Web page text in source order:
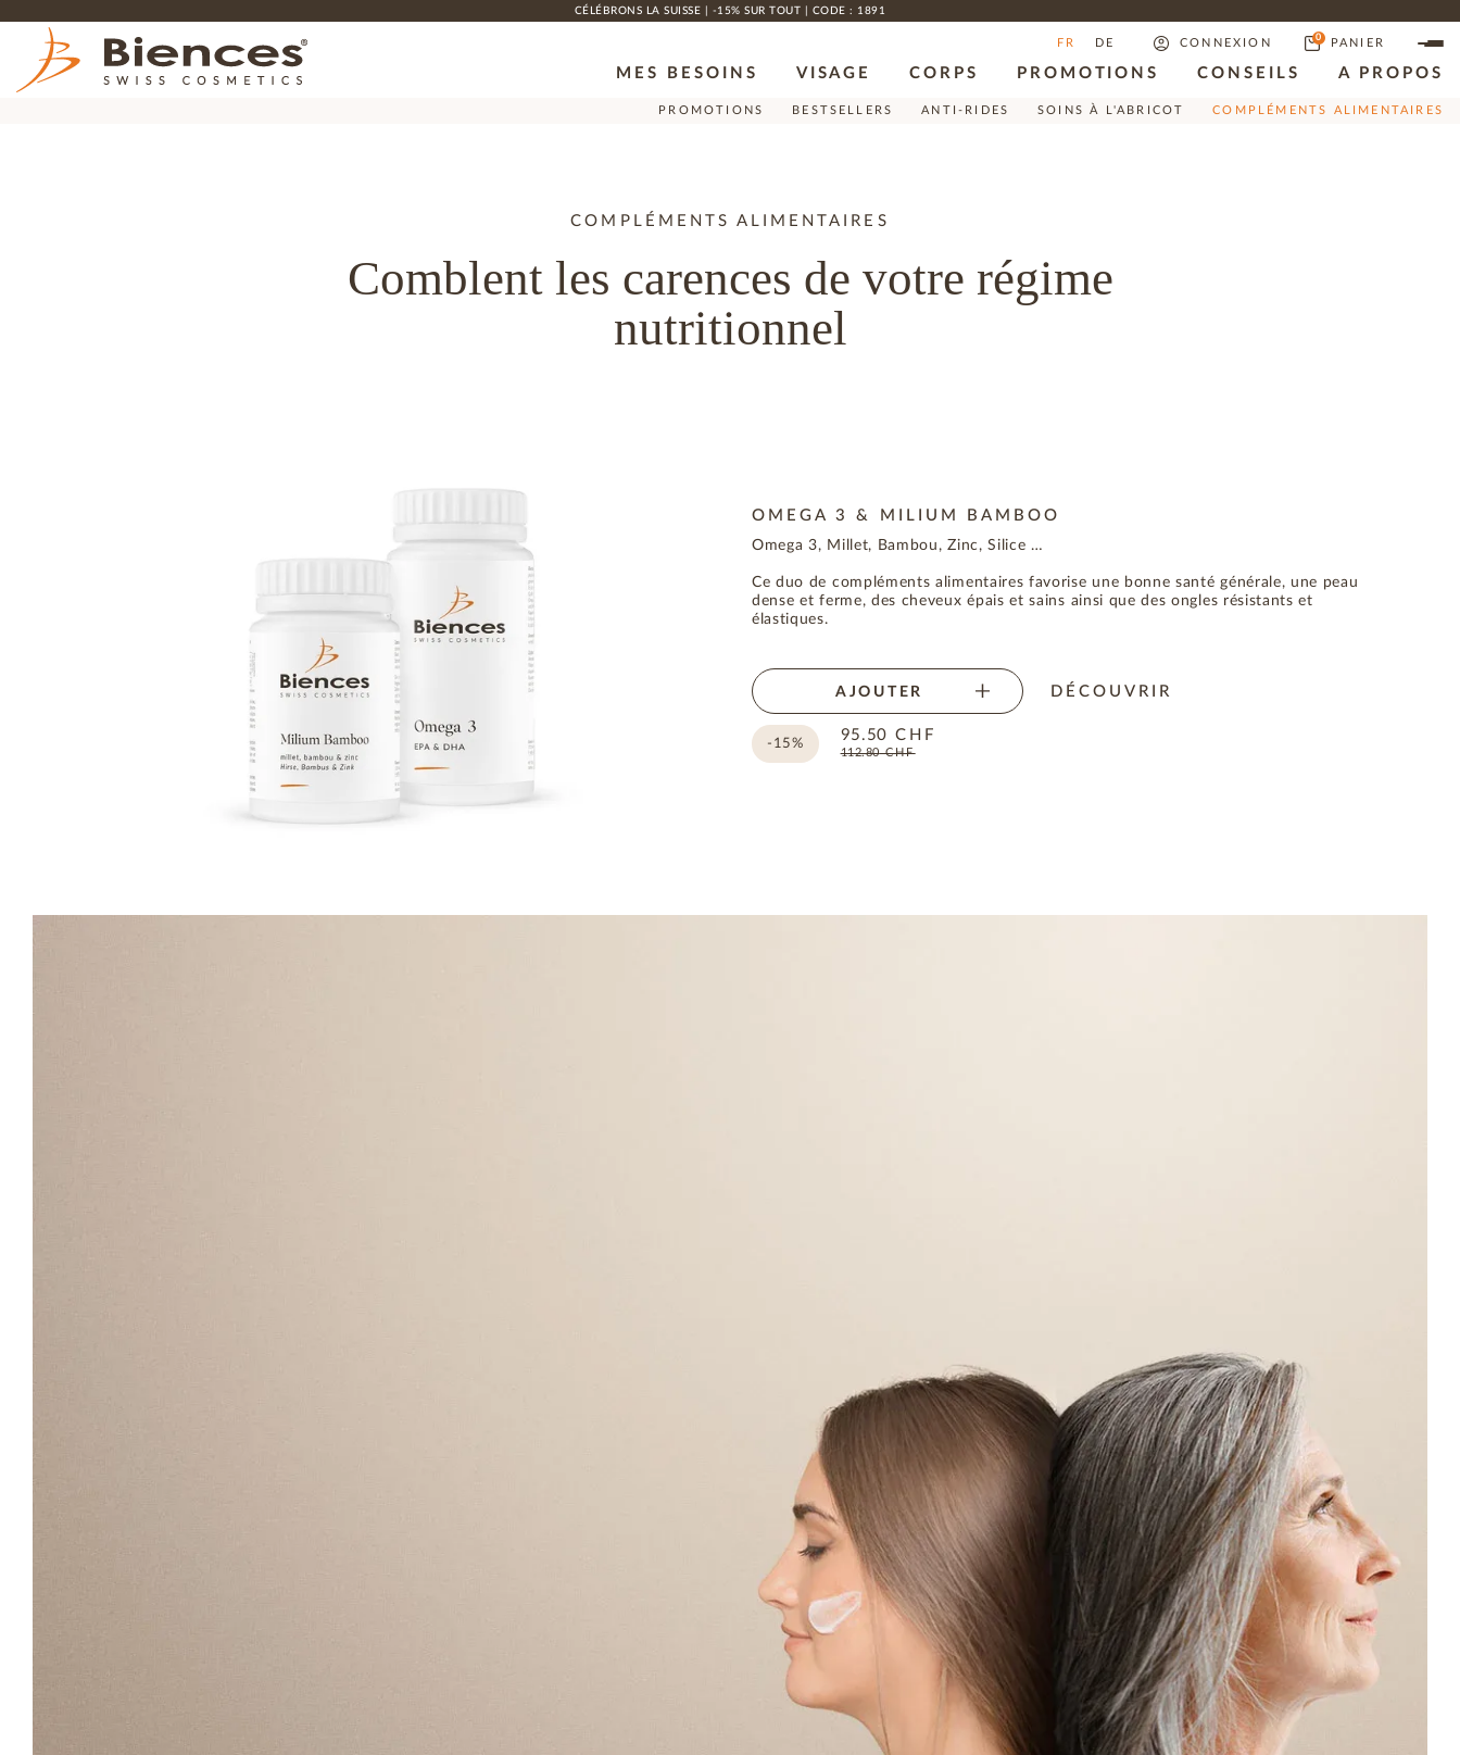
CÉLÉBRONS LA SUISSE | -15% SUR TOUT | CODE : 1891
FR DE CONNEXION 0 PANIER
MES BESOINS VISAGE CORPS PROMOTIONS CONSEILS A PROPOS
PROMOTIONS BESTSELLERS ANTI-RIDES SOINS À L'ABRICOT COMPLÉMENTS ALIMENTAIRES
COMPLÉMENTS ALIMENTAIRES
Comblent les carences de votre régime
nutritionnel
OMEGA 3 & MILIUM BAMBOO
Omega 3, Millet, Bambou, Zinc, Silice …
Ce duo de compléments alimentaires favorise une bonne santé générale, une peau
dense et ferme, des cheveux épais et sains ainsi que des ongles résistants et
élastiques.
AJOUTER DÉCOUVRIR
-15% 95.50 CHF
112.80CHF